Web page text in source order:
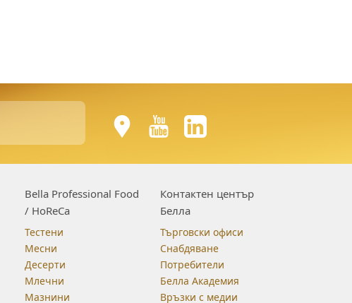
Bella Professional Food
/ HoReCa
Тестени
Месни
Десерти
Млечни
Мазнини
Контактен център
Белла
Търговски офиси
Снабдяване
Потребители
Белла Академия
Връзки с медии